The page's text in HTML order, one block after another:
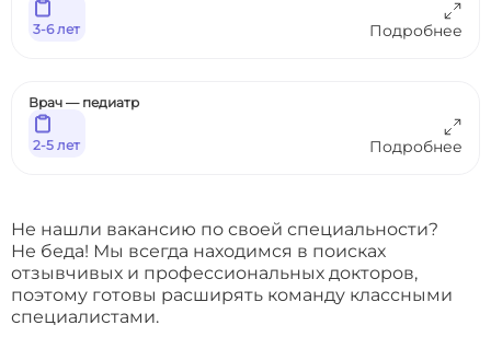
Подробнее
3-6 лет
Врач — педиатр
Подробнее
2-5 лет
Не нашли вакансию по своей специальности?
Не беда! Мы всегда находимся в поисках
отзывчивых и профессиональных докторов,
поэтому готовы расширять команду классными
специалистами.